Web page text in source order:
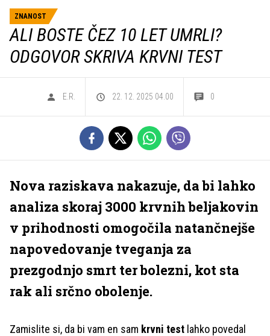
ZNANOST
ALI BOSTE ČEZ 10 LET UMRLI?
ODGOVOR SKRIVA KRVNI TEST
E.R. 22. 12. 2025 04.00 0
Nova raziskava nakazuje, da bi lahko
analiza skoraj 3000 krvnih beljakovin
v prihodnosti omogočila natančnejše
napovedovanje tveganja za
prezgodnjo smrt ter bolezni, kot sta
rak ali srčno obolenje.
Zamislite si, da bi vam en sam krvni test lahko povedal